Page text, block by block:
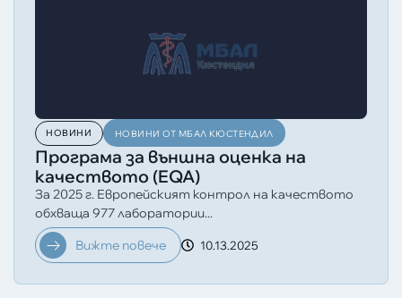
НОВИНИ НОВИНИ ОТ МБАЛ КЮСТЕНДИЛ
Програма за външна оценка на
качеството (EQA)
За 2025 г. Европейският контрол на качеството
обхваща 977 лаборатории...
Вижте повече
10.13.2025